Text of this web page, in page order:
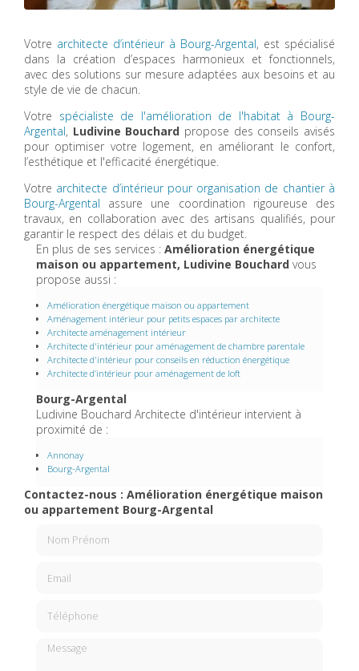
Votre architecte d’intérieur à Bourg-Argental, est spécialisé
dans la création d’espaces harmonieux et fonctionnels,
avec des solutions sur mesure adaptées aux besoins et au
style de vie de chacun.
Votre spécialiste de l'amélioration de l'habitat à Bourg-
Argental, Ludivine Bouchard propose des conseils avisés
pour optimiser votre logement, en améliorant le confort,
l’esthétique et l'efficacité énergétique.
Votre architecte d’intérieur pour organisation de chantier à
Bourg-Argental assure une coordination rigoureuse des
travaux, en collaboration avec des artisans qualifiés, pour
garantir le respect des délais et du budget.
En plus de ses services : Amélioration énergétique
maison ou appartement, Ludivine Bouchard vous
propose aussi :
Amélioration énergétique maison ou appartement
Aménagement intérieur pour petits espaces par architecte
Architecte aménagement intérieur
Architecte d'intérieur pour aménagement de chambre parentale
Architecte d'intérieur pour conseils en réduction énergétique
Architecte d’intérieur pour aménagement de loft
Bourg-Argental
Ludivine Bouchard Architecte d'intérieur intervient à
proximité de :
Annonay
Bourg-Argental
Contactez-nous : Amélioration énergétique maison
ou appartement Bourg-Argental
Message